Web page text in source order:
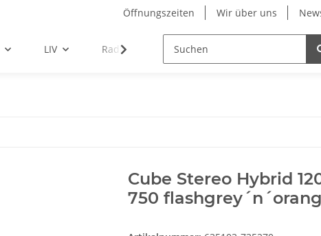
Öffnungszeiten Wir über uns
LIV Radbekleidung
Cube Stereo Hybrid
750